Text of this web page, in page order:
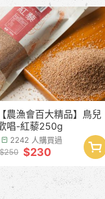
【農漁會百大精品】鳥兒
唱-紅藜250g
2242 人購買過
$250 $230